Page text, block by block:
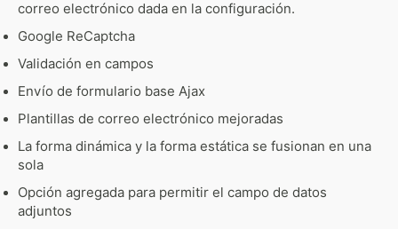
correo electrónico dada en la configuración.
Google ReCaptcha
Validación en campos
Envío de formulario base Ajax
Plantillas de correo electrónico mejoradas
La forma dinámica y la forma estática se fusionan en una
sola
Opción agregada para permitir el campo de datos
adjuntos